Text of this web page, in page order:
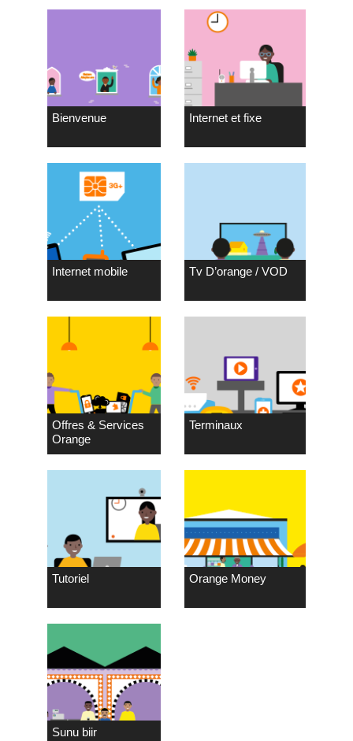
Bienvenue Internet et fixe
Internet mobile Tv D’orange / VOD
Offres & Services
Orange
Terminaux
Tutoriel Orange Money
Sunu biir